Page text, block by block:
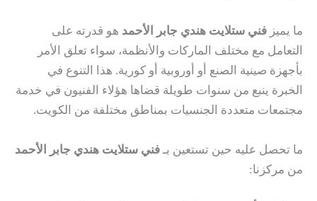
ما يميز فني ستلايت هندي جابر الأحمد هو قدرته على
التعامل مع مختلف الماركات والأنظمة، سواء تعلق الأمر
بأجهزة صينية الصنع أو أوروبية أو كورية. هذا التنوع في
الخبرة ينبع من سنوات طويلة قضاها هؤلاء الفنيون في خدمة
مجتمعات متعددة الجنسيات بمناطق مختلفة من الكويت.
ما تحصل عليه حين تستعين بـ فني ستلايت هندي جابر الأحمد
من مركزنا: